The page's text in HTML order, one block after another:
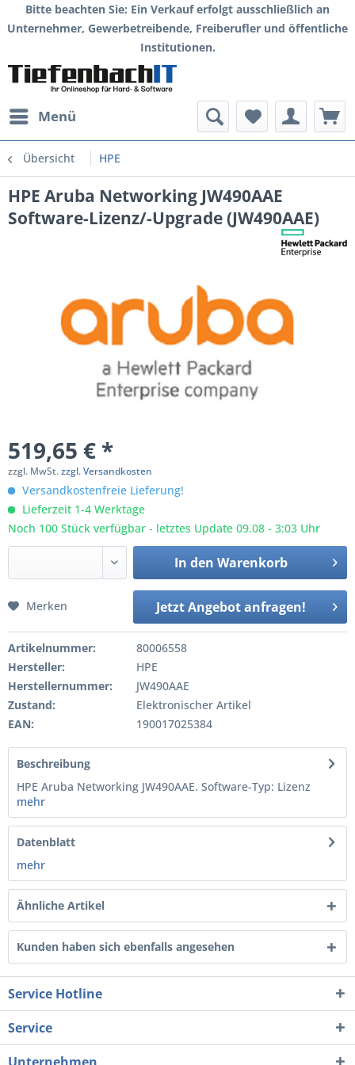
Bitte beachten Sie: Ein Verkauf erfolgt ausschließlich an
Unternehmer, Gewerbetreibende, Freiberufler und öffentliche
Institutionen.
Menü
Übersicht HPE
HPE Aruba Networking JW490AAE
Software-Lizenz/-Upgrade (JW490AAE)
519,65 € *
zzgl. MwSt.zzgl. Versandkosten
Versandkostenfreie Lieferung!
Lieferzeit 1-4 Werktage
Noch 100 Stück verfügbar - letztes Update 09.08 - 3:03 Uhr
In den Warenkorb
Jetzt Angebot anfragen!
Merken
Artikelnummer:
80006558
Hersteller:
HPE
Herstellernummer:
JW490AAE
Zustand:
Elektronischer Artikel
EAN:
190017025384
Beschreibung
HPE Aruba Networking JW490AAE. Software-Typ: Lizenz
mehr
Datenblatt
mehr
Ähnliche Artikel
Kunden haben sich ebenfalls angesehen
Service Hotline
Service